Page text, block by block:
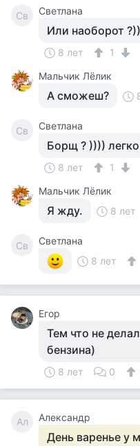
Св Светлана
Или наоборот
8 лет
1
Мальчик Лёлик
А сможеш?
Св Светлана
Борщ ? ))))
8 лет
1
Мальчик Лёлик
Я жду. 8 лет
Св
Светлана
8 лет
Егор
Тем что не
бензина)
8 лет 0
Ал Александр
День варенье у